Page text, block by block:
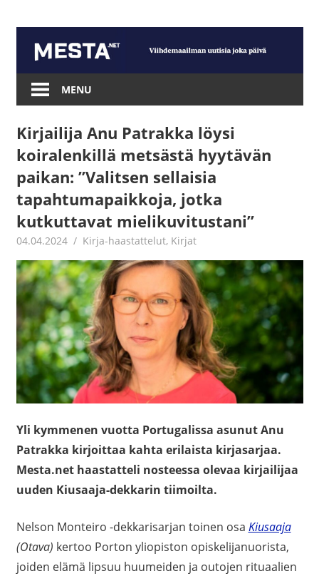
content
Mesta.net
MENU
Kirjailija Anu Patrakka löysi
koiralenkillä metsästä hyytävän
paikan: ”Valitsen sellaisia
tapahtumapaikkoja, jotka
kutkuttavat mielikuvitustani”
04.04.2024 Jouni Hirn
Kirja-haastattelut, Kirjat
Yli kymmenen vuotta Portugalissa asunut Anu
Patrakka kirjoittaa kahta erilaista kirjasarjaa.
Mesta.net haastatteli nosteessa olevaa kirjailijaa
uuden Kiusaaja-dekkarin tiimoilta.
Nelson Monteiro -dekkarisarjan toinen osa Kiusaaja
(Otava) kertoo Porton yliopiston opiskelijanuorista,
joiden elämä lipsuu huumeiden ja outojen rituaalien